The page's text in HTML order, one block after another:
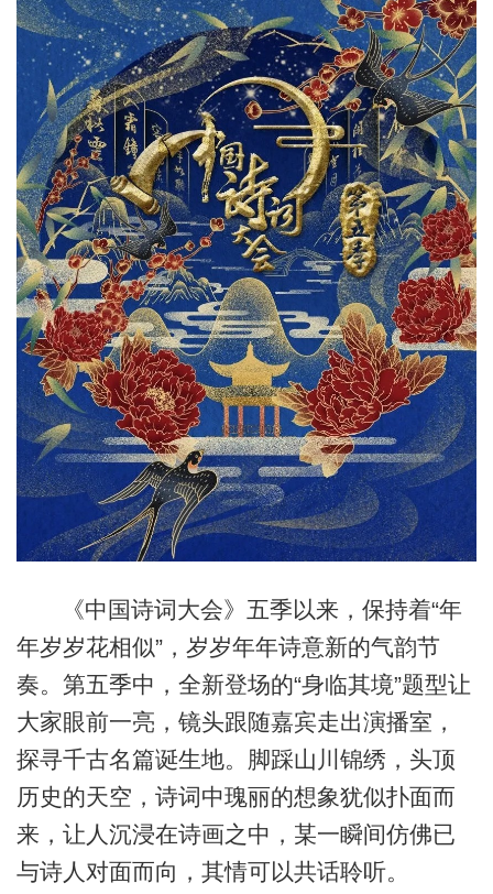
《中国诗词大会》五季以来，保持着“年
年岁岁花相似”，岁岁年年诗意新的气韵节
奏。第五季中，全新登场的“身临其境”题型让
大家眼前一亮，镜头跟随嘉宾走出演播室，
探寻千古名篇诞生地。脚踩山川锦绣，头顶
历史的天空，诗词中瑰丽的想象犹似扑面而
来，让人沉浸在诗画之中，某一瞬间仿佛已
与诗人对面而向，其情可以共话聆听。